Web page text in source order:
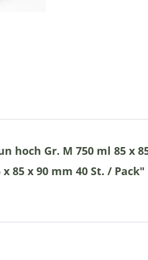
Gr. M 750 ml 85 x
85 x 90 mm 40 St. / Pack"